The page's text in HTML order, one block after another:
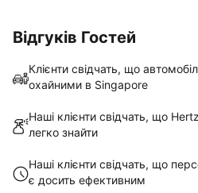
Відгуків Гостей
Клієнти свідчать, що
охайними в Singapore
Наші клієнти свідчать, що
легко знайти
Наші клієнти свідчать, що
є досить ефективним